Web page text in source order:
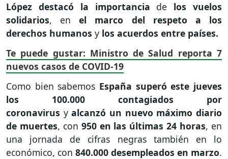
López destacó la importancia de los vuelos
solidarios, enel marco del respeto a los
derechos humanos y los acuerdos entre países.
Te puede gustar: Ministro de Salud reporta 7
nuevos casos de COVID-19
Como bien sabemos España superó este jueves
los 100.000 contagiados por
coronavirus yalcanzó un nuevo máximo diario
de muertes, con 950 en las últimas 24 horas, en
una jornada de cifras negras también en lo
económico, con 840.000 desempleados en marzo.